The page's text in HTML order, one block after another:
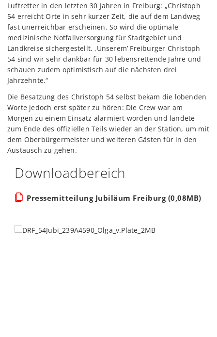
Luftretter in den letzten 30 Jahren in Freiburg: „Christoph
54 erreicht Orte in sehr kurzer Zeit, die auf dem Landweg
fast unerreichbar erscheinen. So wird die optimale
medizinische Notfallversorgung für Stadtgebiet und
Landkreise sichergestellt. ,Unserem’ Freiburger Christoph
54 sind wir sehr dankbar für 30 lebensrettende Jahre und
schauen zudem optimistisch auf die nächsten drei
Jahrzehnte.“
Die Besatzung des Christoph 54 selbst bekam die lobenden
Worte jedoch erst später zu hören: Die Crew war am
Morgen zu einem Einsatz alarmiert worden und landete
zum Ende des offiziellen Teils wieder an der Station, um mit
dem Oberbürgermeister und weiteren Gästen für in den
Austausch zu gehen.
Downloadbereich
Pressemitteilung Jubiläum Freiburg (0,08MB)